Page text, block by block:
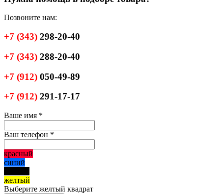
Позвоните нам:
+7 (343) 298-20-40
+7 (343) 288-20-40
+7 (912) 050-49-89
+7 (912) 291-17-17
Ваше имя *
Ваш телефон *
красный
синий
желтый
Выберите желтый квадрат